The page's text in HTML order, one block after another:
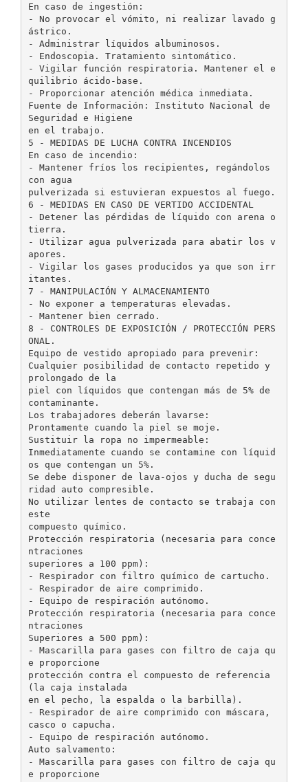
En caso de ingestión:
- No provocar el vómito, ni realizar lavado g
ástrico.
- Administrar líquidos albuminosos.
- Endoscopia. Tratamiento sintomático.
- Vigilar función respiratoria. Mantener el e
quilibrio ácido-base.
- Proporcionar atención médica inmediata.
Fuente de Información: Instituto Nacional de
Seguridad e Higiene
en el trabajo.
5 - MEDIDAS DE LUCHA CONTRA INCENDIOS
En caso de incendio:
- Mantener fríos los recipientes, regándolos
con agua
pulverizada si estuvieran expuestos al fuego.
6 - MEDIDAS EN CASO DE VERTIDO ACCIDENTAL
- Detener las pérdidas de líquido con arena o
tierra.
- Utilizar agua pulverizada para abatir los v
apores.
- Vigilar los gases producidos ya que son irr
itantes.
7 - MANIPULACIÓN Y ALMACENAMIENTO
- No exponer a temperaturas elevadas.
- Mantener bien cerrado.
8 - CONTROLES DE EXPOSICIÓN / PROTECCIÓN PERS
ONAL.
Equipo de vestido apropiado para prevenir:
Cualquier posibilidad de contacto repetido y
prolongado de la
piel con líquidos que contengan más de 5% de
contaminante.
Los trabajadores deberán lavarse:
Prontamente cuando la piel se moje.
Sustituir la ropa no impermeable:
Inmediatamente cuando se contamine con líquid
os que contengan un 5%.
Se debe disponer de lava-ojos y ducha de segu
ridad auto compresible.
No utilizar lentes de contacto se trabaja con
este
compuesto químico.
Protección respiratoria (necesaria para conce
ntraciones
superiores a 100 ppm):
- Respirador con filtro químico de cartucho.
- Respirador de aire comprimido.
- Equipo de respiración autónomo.
Protección respiratoria (necesaria para conce
ntraciones
Superiores a 500 ppm):
- Mascarilla para gases con filtro de caja qu
e proporcione
protección contra el compuesto de referencia
(la caja instalada
en el pecho, la espalda o la barbilla).
- Respirador de aire comprimido con máscara,
casco o capucha.
- Equipo de respiración autónomo.
Auto salvamento:
- Mascarilla para gases con filtro de caja qu
e proporcione